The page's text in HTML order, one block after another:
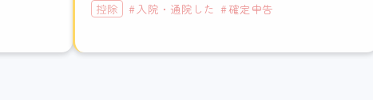
控除 入院・通院した 確定申告